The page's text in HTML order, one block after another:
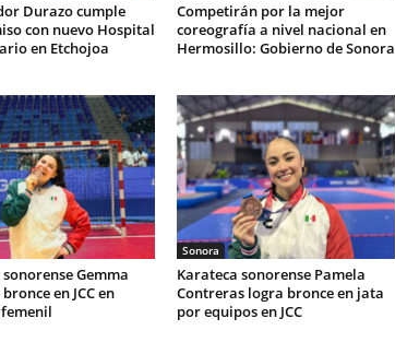
Durazo cumple
con nuevo Hospital
en Etchojoa
Competirán por la mejor
coreografía a nivel nacional en
Hermosillo: Gobierno de Sonora
Gemma
en JCC en
Sonora
Karateca sonorense Pamela
Contreras logra bronce en jata
por equipos en JCC